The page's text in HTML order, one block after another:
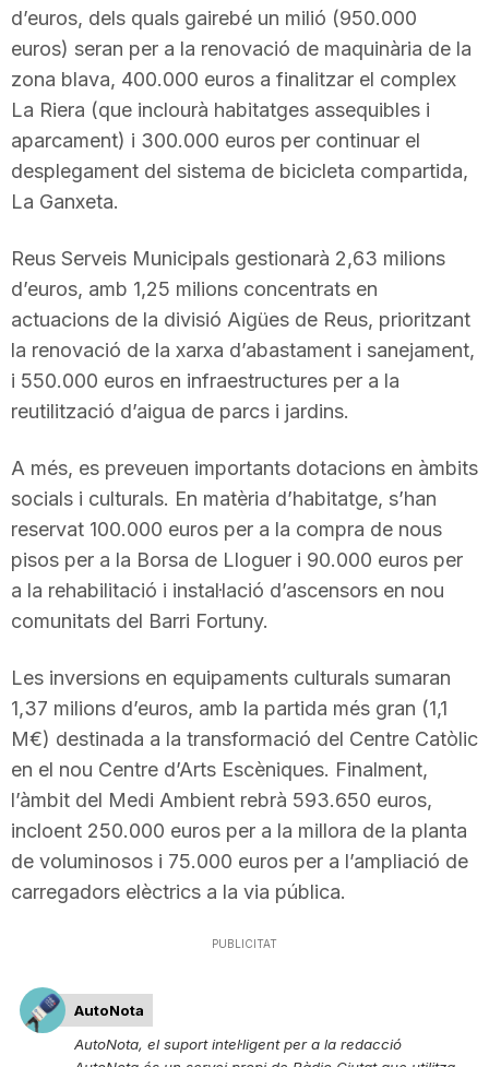
d’euros, dels quals gairebé un milió (950.000
euros) seran per a la renovació de maquinària de la
zona blava, 400.000 euros a finalitzar el complex
La Riera (que inclourà habitatges assequibles i
aparcament) i 300.000 euros per continuar el
desplegament del sistema de bicicleta compartida,
La Ganxeta.
Reus Serveis Municipals gestionarà 2,63 milions
d’euros, amb 1,25 milions concentrats en
actuacions de la divisió Aigües de Reus, prioritzant
la renovació de la xarxa d’abastament i sanejament,
i 550.000 euros en infraestructures per a la
reutilització d’aigua de parcs i jardins.
A més, es preveuen importants dotacions en àmbits
socials i culturals. En matèria d’habitatge, s’han
reservat 100.000 euros per a la compra de nous
pisos per a la Borsa de Lloguer i 90.000 euros per
a la rehabilitació i instal·lació d’ascensors en nou
comunitats del Barri Fortuny.
Les inversions en equipaments culturals sumaran
1,37 milions d’euros, amb la partida més gran (1,1
M€) destinada a la transformació del Centre Catòlic
en el nou Centre d’Arts Escèniques. Finalment,
l’àmbit del Medi Ambient rebrà 593.650 euros,
incloent 250.000 euros per a la millora de la planta
de voluminosos i 75.000 euros per a l’ampliació de
carregadors elèctrics a la via pública.
PUBLICITAT
AutoNota
AutoNota, el suport intel·ligent per a la redacció